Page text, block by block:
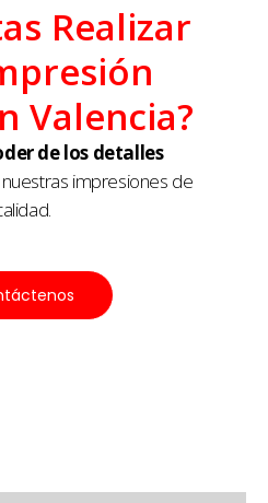
Realizar
Valencia?
de los detalles
impresiones de